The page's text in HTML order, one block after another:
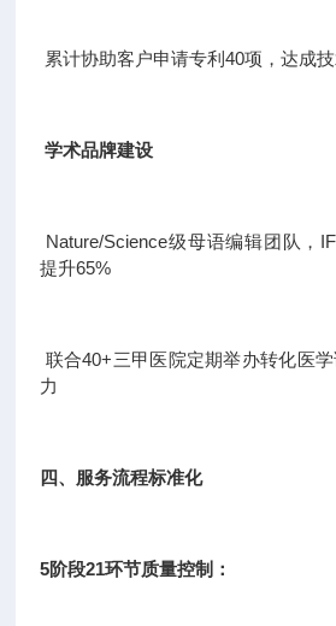
累计协助客户申请专利40项，达成
学术品牌建设
Nature/Science级母语编辑团队，
提升65%
联合40+三甲医院定期举办转化医
力
四、服务流程标准化
5阶段21环节质量控制：